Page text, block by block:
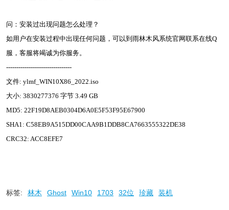
问：安装过出现问题怎么处理？
如用户在安装过程中出现任何问题，可以到雨林木风系统官网联系在线Q
服，客服将竭诚为你服务。
--------------------------------
文件: ylmf_WIN10X86_2022.iso
大小: 3830277376 字节 3.49 GB
MD5: 22F19D8AEB0304D6A0E5F53F95E67900
SHA1: C58EB9A515DD00CAA9B1DDB8CA7663555322DE38
CRC32: ACC8EFE7
标签: 林木 Ghost Win10 1703 32位 珍藏 装机